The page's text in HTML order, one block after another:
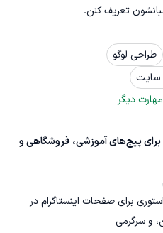
طراحی لوگو
سایت
مهارت دیگر
ادمین تولید محتوای بصری برای پیج‌های آموزشی، فروشگاهی و
۱۰۰ پست و استوری برای صفحات اینستاگرام در
و سرگرمی